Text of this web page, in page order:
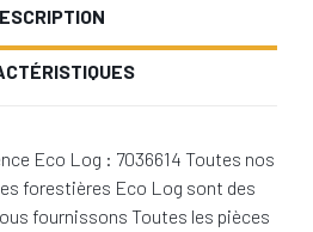
Eco Log : 7036614 Toutes nos
forestières Eco Log sont des
fournissons Toutes les pièces